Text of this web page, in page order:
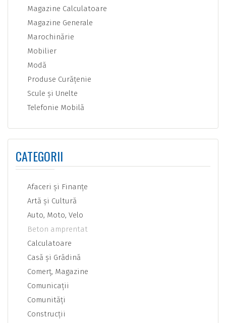
Magazine Calculatoare
Magazine Generale
Marochinărie
Mobilier
Modă
Produse Curăţenie
Scule şi Unelte
Telefonie Mobilă
CATEGORII
Afaceri şi Finanţe
Artă şi Cultură
Auto, Moto, Velo
Beton amprentat
Calculatoare
Casă şi Grădină
Comerţ, Magazine
Comunicaţii
Comunităţi
Construcţii